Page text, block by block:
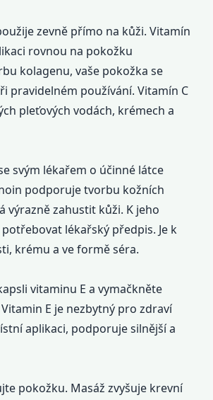
zevně přímo na kůži. Vitamín
rovnou na pokožku
kolagenu, vaše pokožka se
pravidelném používání. Vitamín C
pleťových vodách, krémech a
svým lékařem o účinné látce
podporuje tvorbu kožních
výrazně zahustit kůži. K jeho
lékařský předpis. Je k
krému a ve formě séra.
vitaminu E a vymačkněte
E je nezbytný pro zdraví
aplikaci, podporuje silnější a
pokožku. Masáž zvyšuje krevní